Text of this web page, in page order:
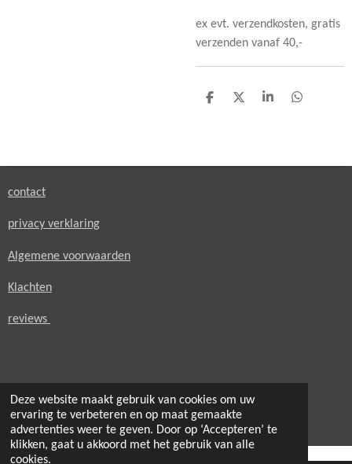
Deze website maakt gebruik van cookies om uw
ervaring te verbeteren en op maat gemaakte
advertenties weer te geven. Door op ‘Accepteren’ te
klikken, gaat u akkoord met het gebruik van alle
cookies.
ex evt. verzendkosten, gratis
verzenden vanaf 40,-
D
D
S
D
contact
privacy verklaring
Algemene voorwaarden
Klachten
reviews
© 2021 - 2026 secondheaven.nl
Powered byJouwWeb